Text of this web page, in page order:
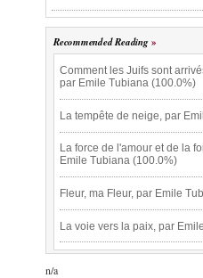
Recommended Reading
Comment les Juifs sont
par Emile Tubiana (100.0%)
La tempête de neige, par
La force de l'amour et de la
Emile Tubiana (100.0%)
Fleur, ma Fleur, par Emile
La voie vers la paix, par
n/a